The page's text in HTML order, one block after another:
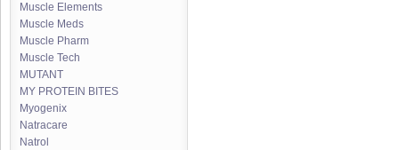
Muscle Elements
Muscle Meds
Muscle Pharm
Muscle Tech
MUTANT
MY PROTEIN BITES
Myogenix
Natracare
Natrol